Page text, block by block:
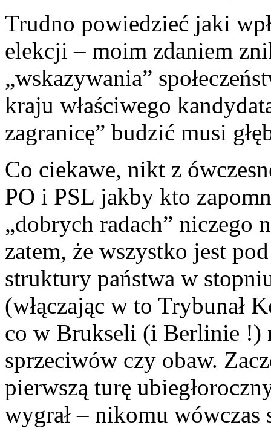
Trudno powiedzieć jaki
elekcji – moim zdaniem
„wskazywania”
kraju właściwego
zagranicę” budzić musi
Co ciekawe, nikt z
PO i PSL jakby kto
„dobrych radach” niczego
zatem, że wszystko jest
struktury państwa w
(włączając w to Trybunał
co w Brukseli (i Berlinie !)
sprzeciwów czy obaw.
pierwszą turę
wygrał – nikomu wówczas